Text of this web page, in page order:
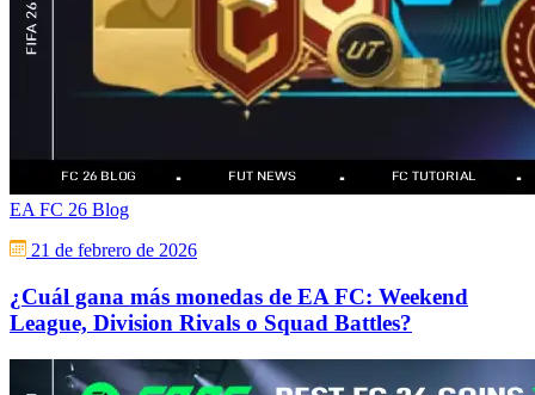
EA FC 26 Blog
21 de febrero de 2026
¿Cuál gana más monedas de EA FC: Weekend
League, Division Rivals o Squad Battles?